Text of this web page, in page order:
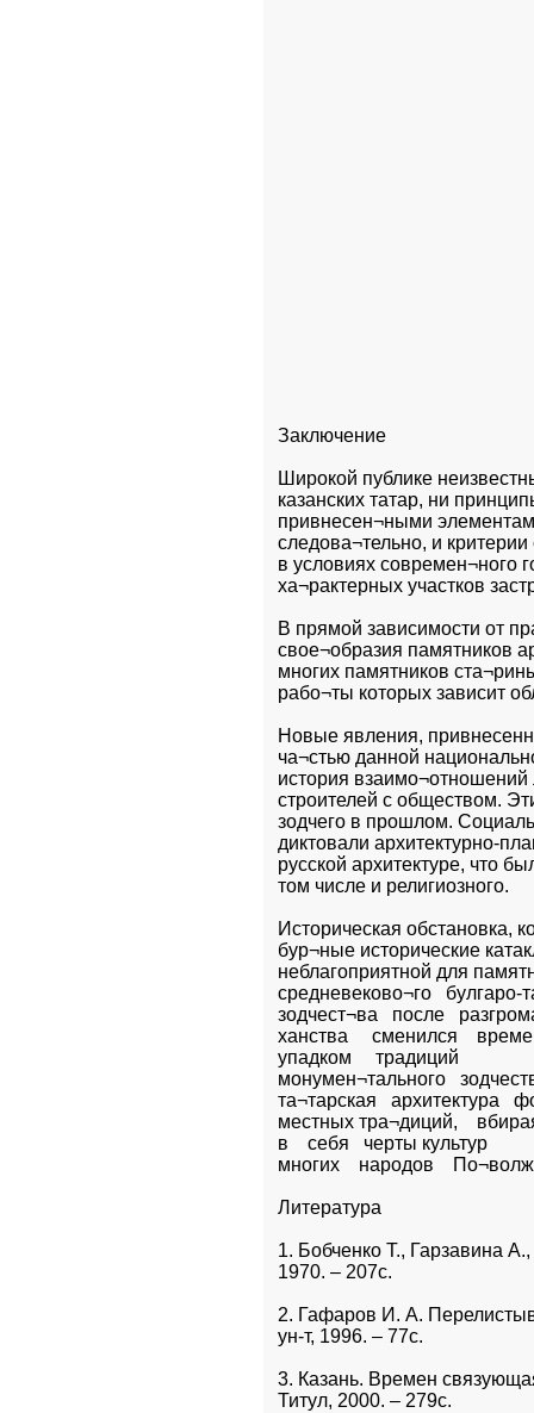
Заключение
Широкой публике
казанских татар, ни
привнесен¬ными
следова¬тельно, и
в условиях современ¬ного
ха¬рактерных участков
В прямой зависимости от
свое¬образия памятников
многих памятников
рабо¬ты которых зависит
Новые явления,
ча¬стью данной
история взаимо¬отношений
строителей с обществом.
зодчего в прошлом.
диктовали архитектурно-
русской архитектуре, что
том числе и религиозного.
Историческая обстановка,
бур¬ные исторические
неблагоприятной для
средневеково¬го   булгаро-
зодчест¬ва   после
ханства     сменился
упадком     традиций
монумен¬тального
та¬тарская   архитектура
местных тра¬диций,
в    себя   черты культур
многих    народов
Литература
1. Бобченко Т., Гарзавина
1970. – 207с.
2. Гафаров И. А.
ун-т, 1996. – 77с.
3. Казань. Времен
Титул, 2000. – 279с.